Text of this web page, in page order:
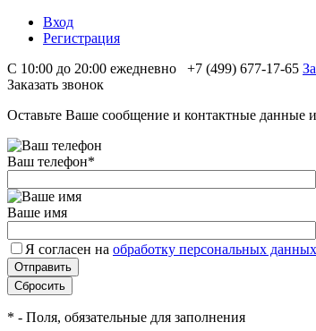
Вход
Регистрация
С 10:00 до 20:00 ежедневно
+7 (499) 677-17-65
Заказать звонок
Оставьте Ваше сообщение и контактные данные
Ваш телефон*
Ваше имя
Я согласен на обработку персональных
* - Поля, обязательные для заполнения